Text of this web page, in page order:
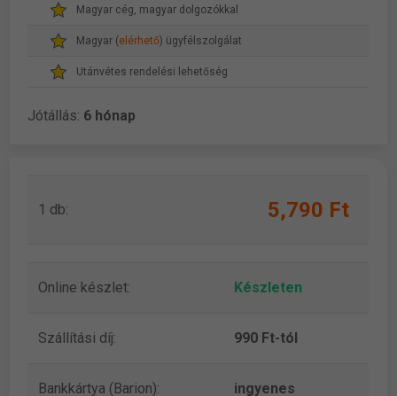
Magyar cég, magyar dolgozókkal
Magyar (elérhető) ügyfélszolgálat
Utánvétes rendelési lehetőség
Jótállás: 6 hónap
1 db: 5,790 Ft
Online készlet: Készleten
Szállítási díj: 990 Ft-tól
Bankkártya (Barion): ingyenes